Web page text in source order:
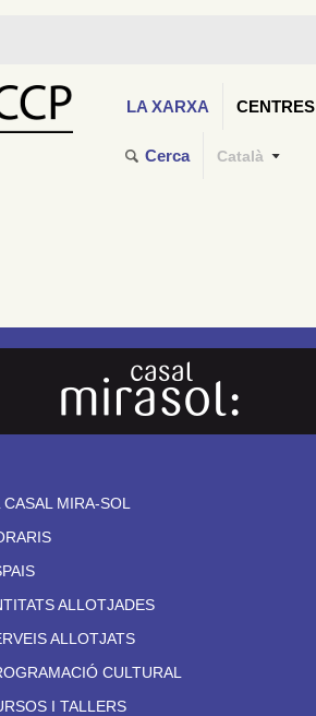
LA XARXA CENTRES
Cerca Català
CASAL MIRA-SOL
ALLOTJADES
ALLOTJATS
CULTURAL
I TALLERS